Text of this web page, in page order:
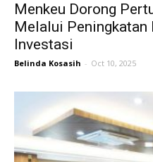
Menkeu Dorong
Melalui
Investasi
Belinda Kosasih - Oct 10, 2025